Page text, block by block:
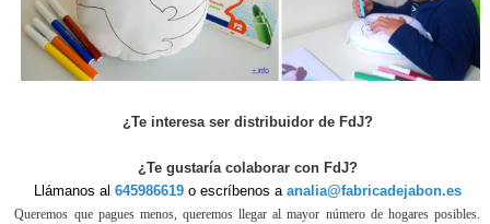
¿Te interesa ser distribuidor de FdJ?
¿Te gustaría colaborar con FdJ?
Llámanos al 645986619o escríbenos a analia@fabricadejabon.es
Queremos que pagues menos, queremos llegar al mayor número de hogares posibles.